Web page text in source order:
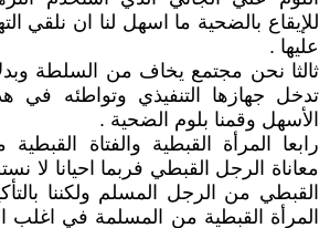
للإيقاع بالضحية ما اسهل لنا ان نلقي
عليها .
ثالثا نحن مجتمع يخاف من السلطة
تدخل جهازها التنفيذي وتواطئه في
الأسهل وقمنا بلوم الضحية .
رابعا المرأة القبطية والفتاة القبطية
معاناة الرجل القبطي فربما احيانا لا
القبطي من الرجل المسلم ولكننا
المرأة القبطية من المسلمة في اغلب